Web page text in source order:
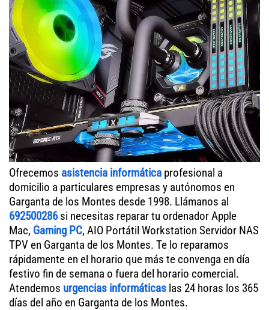
Ofrecemos asistencia informática profesional a
domicilio a particulares empresas y autónomos en
Garganta de los Montes desde 1998. Llámanos al
692500286si necesitas reparar tu ordenador Apple
Mac, Gaming PC, AIO Portátil Workstation Servidor NAS
TPV en Garganta de los Montes. Te lo reparamos
rápidamente en el horario que más te convenga en día
festivo fin de semana o fuera del horario comercial.
Atendemos urgencias informáticas las 24 horas los 365
días del año en Garganta de los Montes.